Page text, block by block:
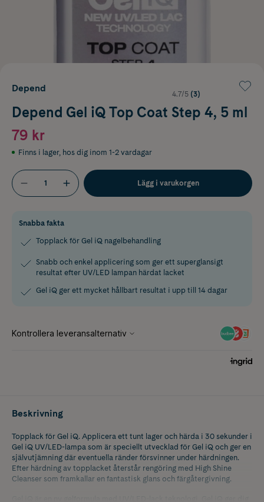
Depend
4.7/5 (3)
Depend Gel iQ Top Coat Step 4, 5 ml
79 kr
Finns i lager, hos dig inom 1-2 vardagar
Lägg i varukorgen
Snabba fakta
Topplack för Gel iQ nagelbehandling
Snabb och enkel applicering som ger ett superglansigt
resultat efter UV/LED lampan härdat lacket
Gel iQ ger ett mycket hållbart resultat i upp till 14 dagar
Beskrivning
Topplack för Gel iQ. Applicera ett tunt lager och härda i 30 sekunder i
Gel iQ UV/LED-lampa som är speciellt utvecklad för Gel iQ och ger en
självutjämning där eventuella ränder försvinner under härdningen.
Efter härdning av topplacket återstår rengöring med High Shine
Cleanser som framkallar en fantastisk glans och färgåtergivning.